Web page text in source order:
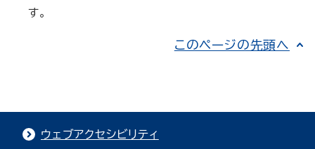
す。
このページの先頭へ
ウェブアクセシビリティ